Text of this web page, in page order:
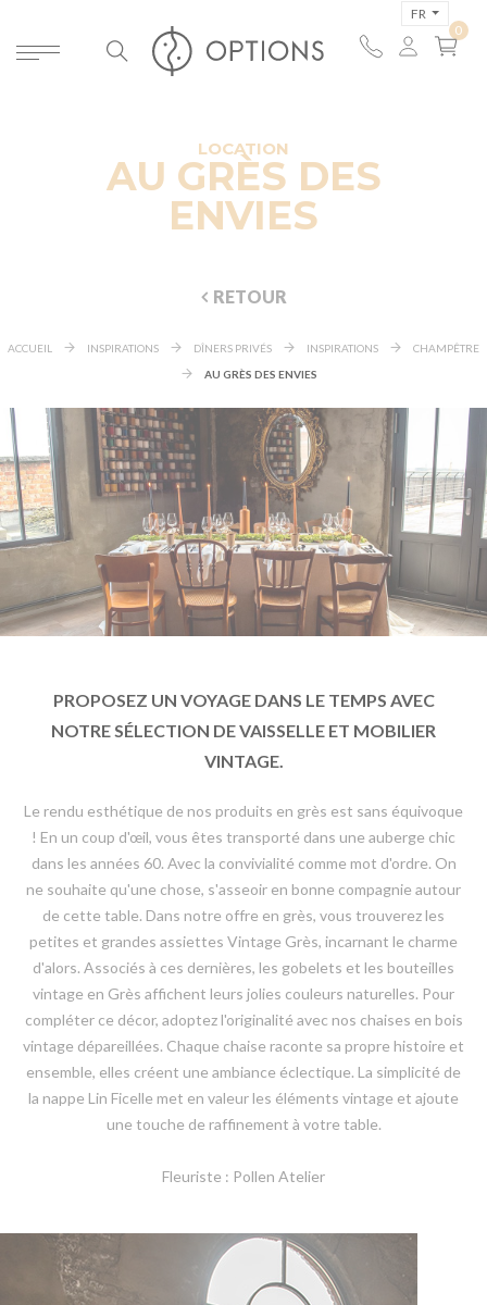
FR
LOCATION
AU GRÈS DES
ENVIES
RETOUR
ACCUEIL INSPIRATIONS DÎNERS PRIVÉS INSPIRATIONS
CHAMPÊTRE
AU GRÈS DES ENVIES
PROPOSEZ UN VOYAGE DANS LE TEMPS AVEC
NOTRE SÉLECTION DE VAISSELLE ET MOBILIER
VINTAGE.
Le rendu esthétique de nos produits en grès est sans équivoque
! En un coup d'œil, vous êtes transporté dans une auberge chic
dans les années 60. Avec la convivialité comme mot d'ordre. On
ne souhaite qu'une chose, s'asseoir en bonne compagnie autour
de cette table. Dans notre offre en grès, vous trouverez les
petites et grandes assiettes Vintage Grès, incarnant le charme
d'alors. Associés à ces dernières, les gobelets et les bouteilles
vintage en Grès affichent leurs jolies couleurs naturelles. Pour
compléter ce décor, adoptez l'originalité avec nos chaises en bois
vintage dépareillées. Chaque chaise raconte sa propre histoire et
ensemble, elles créent une ambiance éclectique. La simplicité de
la nappe Lin Ficelle met en valeur les éléments vintage et ajoute
une touche de raffinement à votre table.
Fleuriste : Pollen Atelier